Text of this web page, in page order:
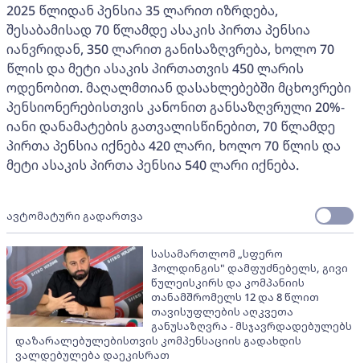
2025 წლიდან პენსია 35 ლარით იზრდება,
შესაბამისად 70 წლამდე ასაკის პირთა პენსია
იანვრიდან, 350 ლარით განისაზღვრება, ხოლო 70
წლის და მეტი ასაკის პირთათვის 450 ლარის
ოდენობით. მაღალმთიან დასახლებებში მცხოვრები
პენსიონერებისთვის კანონით განსაზღვრული 20%-
იანი დანამატების გათვალისწინებით, 70 წლამდე
პირთა პენსია იქნება 420 ლარი, ხოლო 70 წლის და
მეტი ასაკის პირთა პენსია 540 ლარი იქნება.
ავტომატური გადართვა
სასამართლომ „სფერო
ჰოლდინგის" დამფუძნებელს, გივი
წულეისკირს და კომპანიის
თანამშრომელს 12 და 8 წლით
თავისუფლების აღკვეთა
განუსაზღვრა - მსჯავრდადებულებს
დაზარალებულებისთვის კომპენსაციის გადახდის
ვალდებულება დაეკისრათ